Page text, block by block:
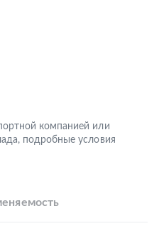
компанией или
подробные условия